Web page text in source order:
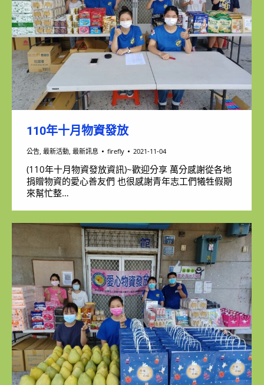
110年十月物資發放
公告, 最新活動, 最新訊息 firefly 2021-11-04
(110年十月物資發放資訊)~歡迎分享 萬分感謝從各地
捐贈物資的愛心善友們 也很感謝青年志工們犧牲假期
來幫忙整…